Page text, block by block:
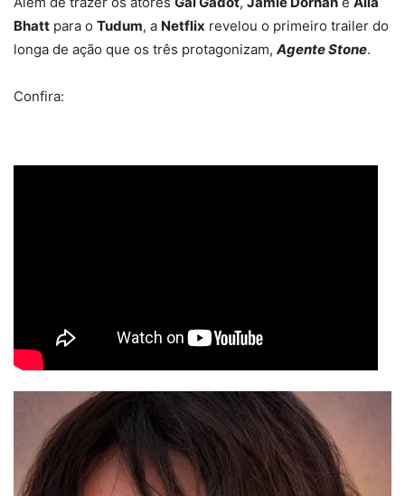
Bhatt para o Tudum, a Netflix revelou o primeiro trailer do
longa de ação que os três protagonizam, Agente Stone.
Confira: